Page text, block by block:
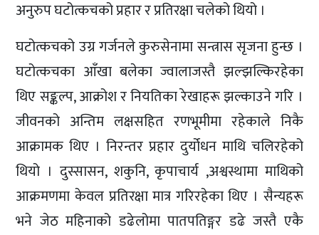
अनुरुप घटोत्कचको प्रहार र प्रतिरक्षा चलेको थियो ।
घटोत्कचको उग्र गर्जनले कुरुसेनामा सन्त्रास सृजना हुन्छ ।
घटोत्कचका आँखा बलेका ज्वालाजस्तै झल्झल्किरहेका
थिए सङ्कल्प, आक्रोश र नियतिका रेखाहरू झल्काउने गरि ।
जीवनको अन्तिम लक्षसहित रणभूमीमा रहेकाले निकै
आक्रामक थिए । निरन्तर प्रहार दुर्योधन माथि चलिरहेको
थियो । दुस्सासन, शकुनि, कृपाचार्य ,अश्वस्थामा माथिको
आक्रमणमा केवल प्रतिरक्षा मात्र गरिरहेका थिए । सैन्यहरू
भने जेठ महिनाको डढेलोमा पातपतिङ्गर डढे जस्तै एकै